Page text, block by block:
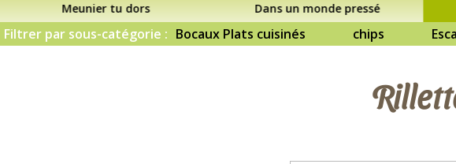
Meunier tu dors Dans un monde pressé
Filtrer par sous-catégorie : Bocaux Plats cuisinés chips